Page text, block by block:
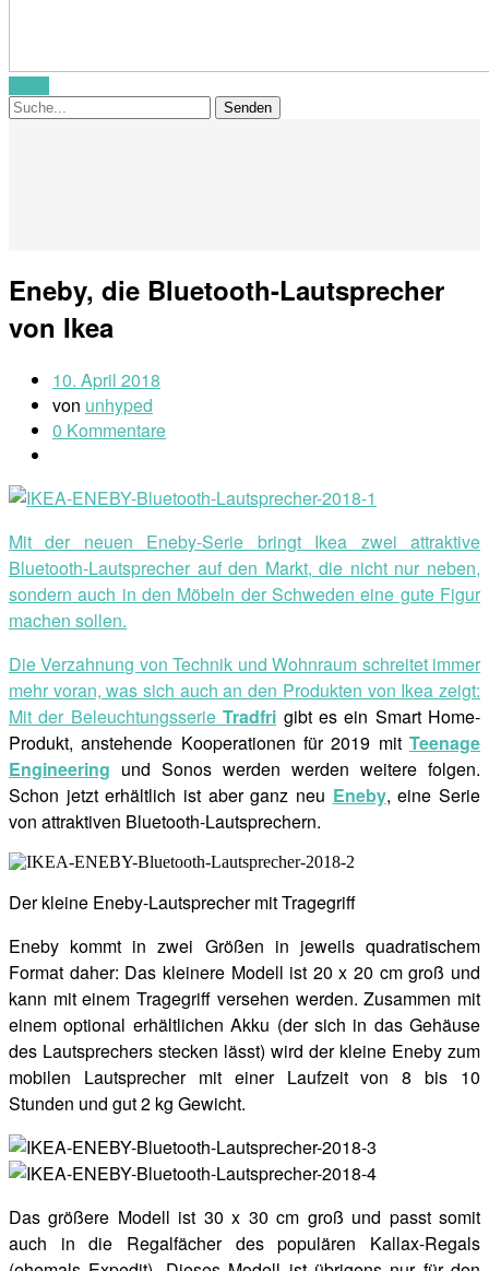
Eneby, die Bluetooth-Lautsprecher
von Ikea
10. April 2018
von unhyped
0 Kommentare
Mit der neuen Eneby-Serie bringt Ikea zwei attraktive
Bluetooth-Lautsprecher auf den Markt, die nicht nur neben,
sondern auch in den Möbeln der Schweden eine gute Figur
machen sollen.
Die Verzahnung von Technik und Wohnraum schreitet immer
mehr voran, was sich auch an den Produkten von Ikea zeigt:
Mit der BeleuchtungsserieTradfri gibt es ein Smart Home-
Produkt, anstehende Kooperationen für 2019 mit Teenage
Engineering und Sonos werden werden weitere folgen.
Schon jetzt erhältlich ist aber ganz neu Eneby, eine Serie
von attraktiven Bluetooth-Lautsprechern.
Der kleine Eneby-Lautsprecher mit Tragegriff
Eneby kommt in zwei Größen in jeweils quadratischem
Format daher: Das kleinere Modell ist 20 x 20 cm groß und
kann mit einem Tragegriff versehen werden. Zusammen mit
einem optional erhältlichen Akku (der sich in das Gehäuse
des Lautsprechers stecken lässt) wird der kleine Eneby zum
mobilen Lautsprecher mit einer Laufzeit von 8 bis 10
Stunden und gut 2 kg Gewicht.
Das größere Modell ist 30 x 30 cm groß und passt somit
auch in die Regalfächer des populären Kallax-Regals